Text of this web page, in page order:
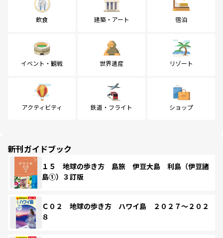
飲食 建築・アート 宿泊
イベント・観戦 世界遺産 リゾート
アクティビティ 鉄道・フライト ショップ
新刊ガイドブック
１５ 地球の歩き方 島旅 伊豆大島 利島（伊豆諸
島①）３訂版
Ｃ０２ 地球の歩き方 ハワイ島 ２０２７～２０２
８